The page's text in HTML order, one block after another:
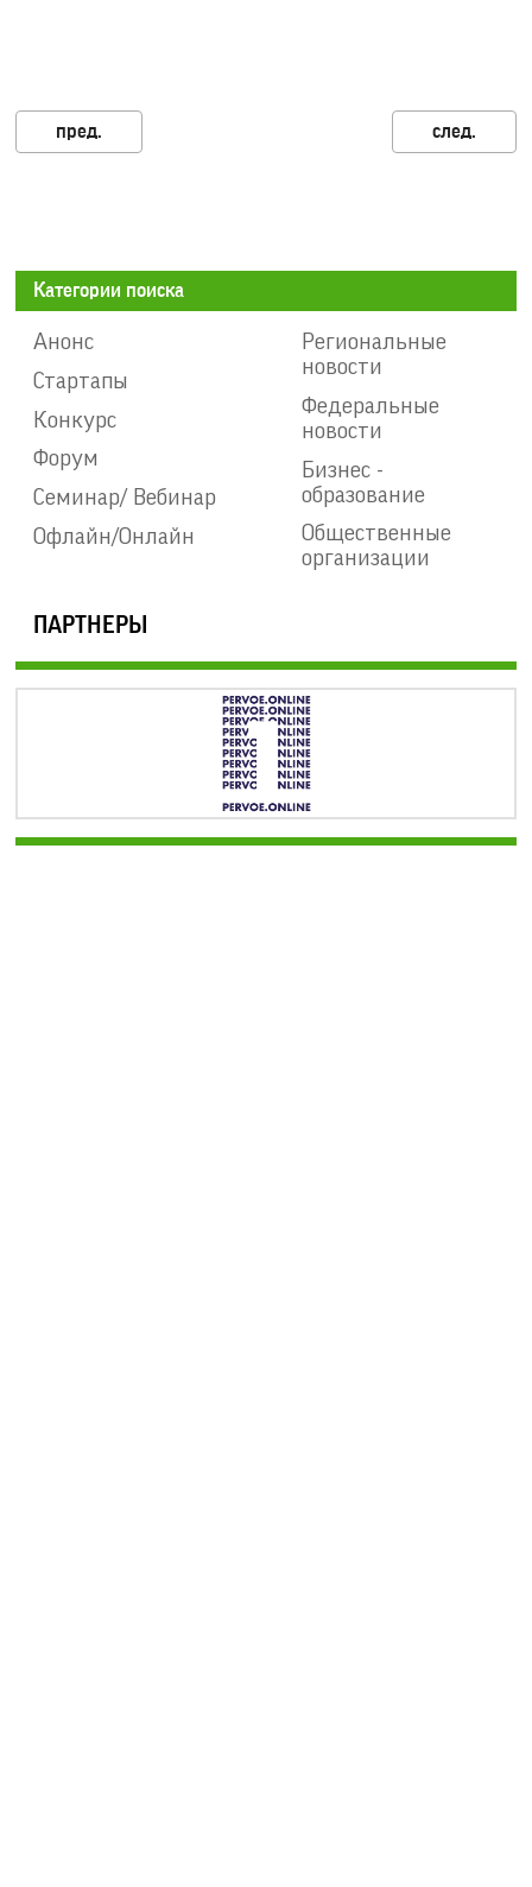
Категории поиска
Анонс
Стартапы
Конкурс
Форум
Семинар/ Вебинар
Офлайн/Онлайн
Региональные
новости
Федеральные
новости
Бизнес -
образование
Общественные
организации
ПАРТНЕРЫ